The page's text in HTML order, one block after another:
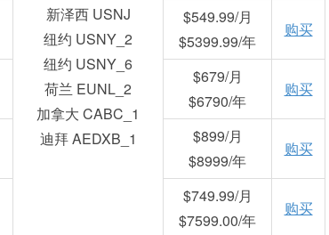
新泽西 USNJ
纽约 USNY_2
纽约 USNY_6
荷兰 EUNL_2
加拿大 CABC_1
迪拜 AEDXB_1
$549.99/月
$5399.99/年
购买
$679/月
$6790/年
购买
$899/月
$8999/年
购买
$749.99/月
$7599.00/年
购买